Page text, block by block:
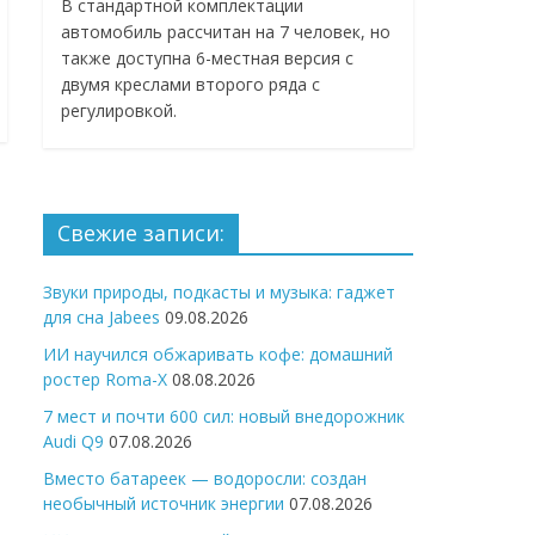
В стандартной комплектации
автомобиль рассчитан на 7 человек, но
также доступна 6-местная версия с
двумя креслами второго ряда с
регулировкой.
Свежие записи:
Звуки природы, подкасты и музыка: гаджет
для сна Jabees 09.08.2026
ИИ научился обжаривать кофе: домашний
ростер Roma-X 08.08.2026
7 мест и почти 600 сил: новый внедорожник
Audi Q9 07.08.2026
Вместо батареек — водоросли: создан
необычный источник энергии 07.08.2026